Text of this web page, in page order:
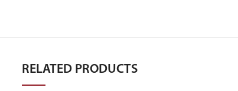
RELATED PRODUCTS